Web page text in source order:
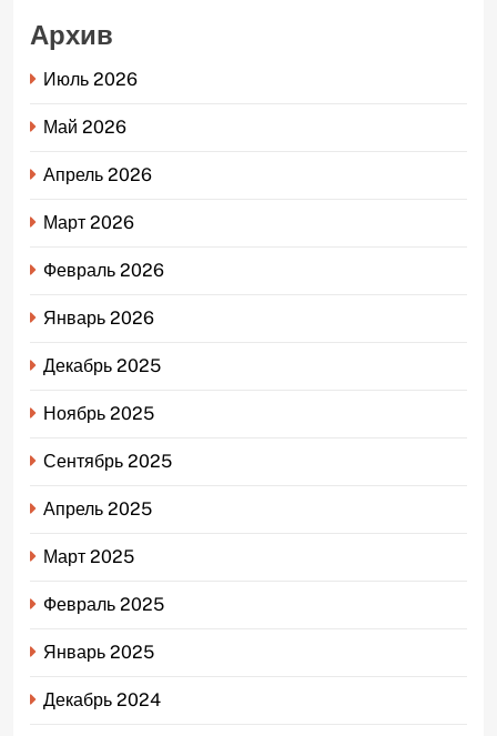
Архив
Июль 2026
Май 2026
Апрель 2026
Март 2026
Февраль 2026
Январь 2026
Декабрь 2025
Ноябрь 2025
Сентябрь 2025
Апрель 2025
Март 2025
Февраль 2025
Январь 2025
Декабрь 2024